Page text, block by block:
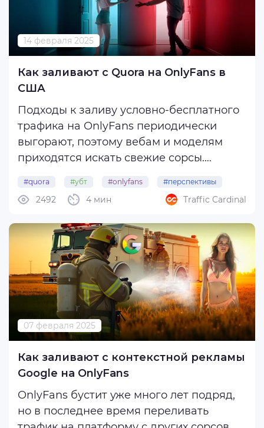
14 февраля 2025
Как заливают с Quora на OnlyFans в
США
Подходы к заливу условно-бесплатного
трафика на OnlyFans периодически
выгорают, поэтому вебам и моделям
приходятся искать свежие сорсы.
растет по часам, поэтому важно искать
альтернативу.
Сегодня рассказываем о том, насколько
интересен адалт-контент ...
#quora #убт #onlyfans #перспективы
4 мин
2492 Traffic Cardinal
07 февраля 2025
Как заливают с контекстной рекламы
Google на OnlyFans
OnlyFans бустит уже много лет подряд,
но в последнее время переливать